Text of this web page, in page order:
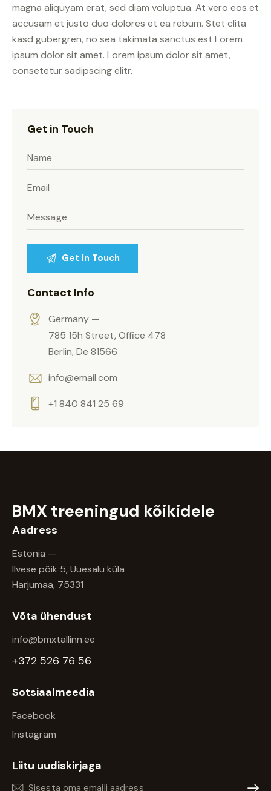
magna aliquyam erat, sed diam voluptua. At vero eos et
accusam et justo duo dolores et ea rebum. Stet clita
kasd gubergren, no sea takimata sanctus est Lorem
ipsum dolor sit amet. Lorem ipsum dolor sit amet,
consetetur sadipscing elitr.
Get in Touch
Contact Info
Germany —
785 15h Street, Office 478
Berlin, De 81566
info@email.com
+1 840 841 25 69
BMX treeningud kõikidele
Aadress
Estonia —
Ilvese põik 5, Uuesalu küla
Harjumaa, 75331
Võta ühendust
info@bmxtallinn.ee
+372 526 76 56
Sotsiaalmeedia
Facebook
Instagram
Liitu uudiskirjaga
Liitu